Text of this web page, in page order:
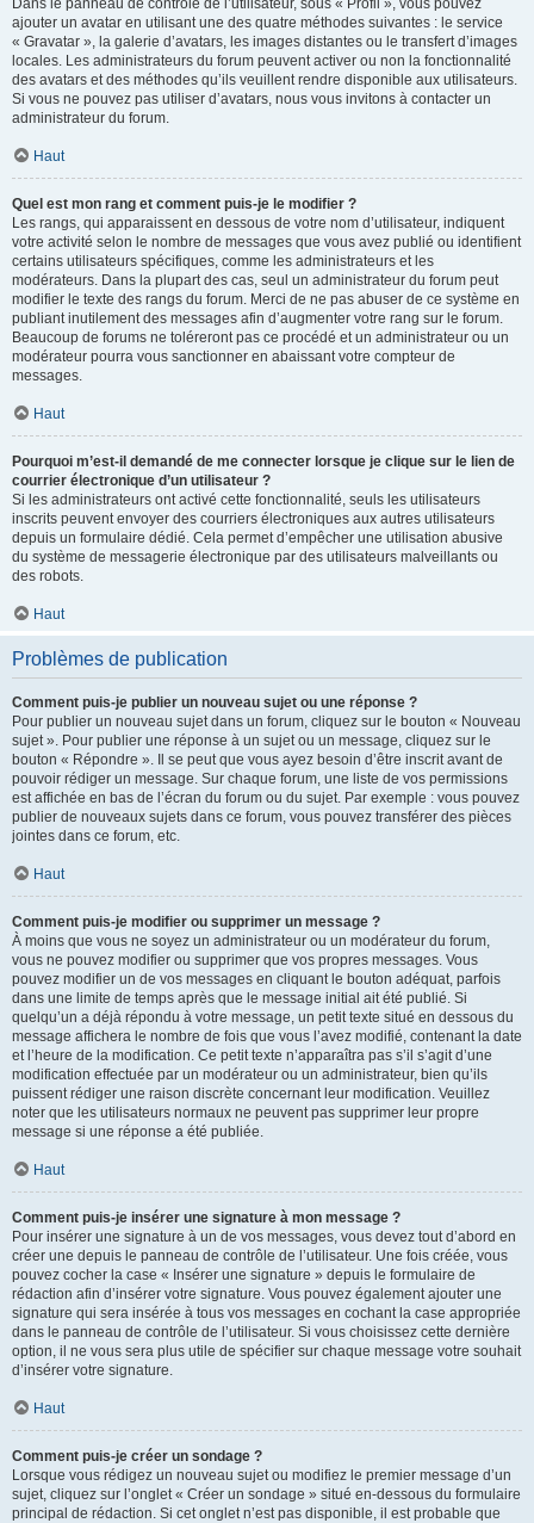
Dans le panneau de contrôle de l’utilisateur, sous « Profil », vous pouvez
ajouter un avatar en utilisant une des quatre méthodes suivantes : le service
« Gravatar », la galerie d’avatars, les images distantes ou le transfert d’images
locales. Les administrateurs du forum peuvent activer ou non la fonctionnalité
des avatars et des méthodes qu’ils veuillent rendre disponible aux utilisateurs.
Si vous ne pouvez pas utiliser d’avatars, nous vous invitons à contacter un
administrateur du forum.
Haut
Quel est mon rang et comment puis-je le modifier ?
Les rangs, qui apparaissent en dessous de votre nom d’utilisateur, indiquent
votre activité selon le nombre de messages que vous avez publié ou identifient
certains utilisateurs spécifiques, comme les administrateurs et les
modérateurs. Dans la plupart des cas, seul un administrateur du forum peut
modifier le texte des rangs du forum. Merci de ne pas abuser de ce système en
publiant inutilement des messages afin d’augmenter votre rang sur le forum.
Beaucoup de forums ne toléreront pas ce procédé et un administrateur ou un
modérateur pourra vous sanctionner en abaissant votre compteur de
messages.
Haut
Pourquoi m’est-il demandé de me connecter lorsque je clique sur le lien de
courrier électronique d’un utilisateur ?
Si les administrateurs ont activé cette fonctionnalité, seuls les utilisateurs
inscrits peuvent envoyer des courriers électroniques aux autres utilisateurs
depuis un formulaire dédié. Cela permet d’empêcher une utilisation abusive
du système de messagerie électronique par des utilisateurs malveillants ou
des robots.
Haut
Problèmes de publication
Comment puis-je publier un nouveau sujet ou une réponse ?
Pour publier un nouveau sujet dans un forum, cliquez sur le bouton « Nouveau
sujet ». Pour publier une réponse à un sujet ou un message, cliquez sur le
bouton « Répondre ». Il se peut que vous ayez besoin d’être inscrit avant de
pouvoir rédiger un message. Sur chaque forum, une liste de vos permissions
est affichée en bas de l’écran du forum ou du sujet. Par exemple : vous pouvez
publier de nouveaux sujets dans ce forum, vous pouvez transférer des pièces
jointes dans ce forum, etc.
Haut
Comment puis-je modifier ou supprimer un message ?
À moins que vous ne soyez un administrateur ou un modérateur du forum,
vous ne pouvez modifier ou supprimer que vos propres messages. Vous
pouvez modifier un de vos messages en cliquant le bouton adéquat, parfois
dans une limite de temps après que le message initial ait été publié. Si
quelqu’un a déjà répondu à votre message, un petit texte situé en dessous du
message affichera le nombre de fois que vous l’avez modifié, contenant la date
et l’heure de la modification. Ce petit texte n’apparaîtra pas s’il s’agit d’une
modification effectuée par un modérateur ou un administrateur, bien qu’ils
puissent rédiger une raison discrète concernant leur modification. Veuillez
noter que les utilisateurs normaux ne peuvent pas supprimer leur propre
message si une réponse a été publiée.
Haut
Comment puis-je insérer une signature à mon message ?
Pour insérer une signature à un de vos messages, vous devez tout d’abord en
créer une depuis le panneau de contrôle de l’utilisateur. Une fois créée, vous
pouvez cocher la case « Insérer une signature » depuis le formulaire de
rédaction afin d’insérer votre signature. Vous pouvez également ajouter une
signature qui sera insérée à tous vos messages en cochant la case appropriée
dans le panneau de contrôle de l’utilisateur. Si vous choisissez cette dernière
option, il ne vous sera plus utile de spécifier sur chaque message votre souhait
d’insérer votre signature.
Haut
Comment puis-je créer un sondage ?
Lorsque vous rédigez un nouveau sujet ou modifiez le premier message d’un
sujet, cliquez sur l’onglet « Créer un sondage » situé en-dessous du formulaire
principal de rédaction. Si cet onglet n’est pas disponible, il est probable que